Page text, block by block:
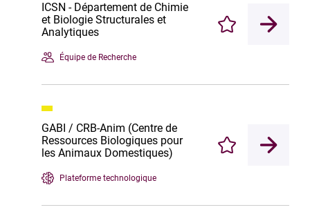
ICSN - Département de Chimie
et Biologie Structurales et
Analytiques
Équipe de Recherche
Enregistrer
GABI / CRB-Anim (Centre de
Ressources Biologiques pour
les Animaux Domestiques)
Plateforme technologique
Enregistrer